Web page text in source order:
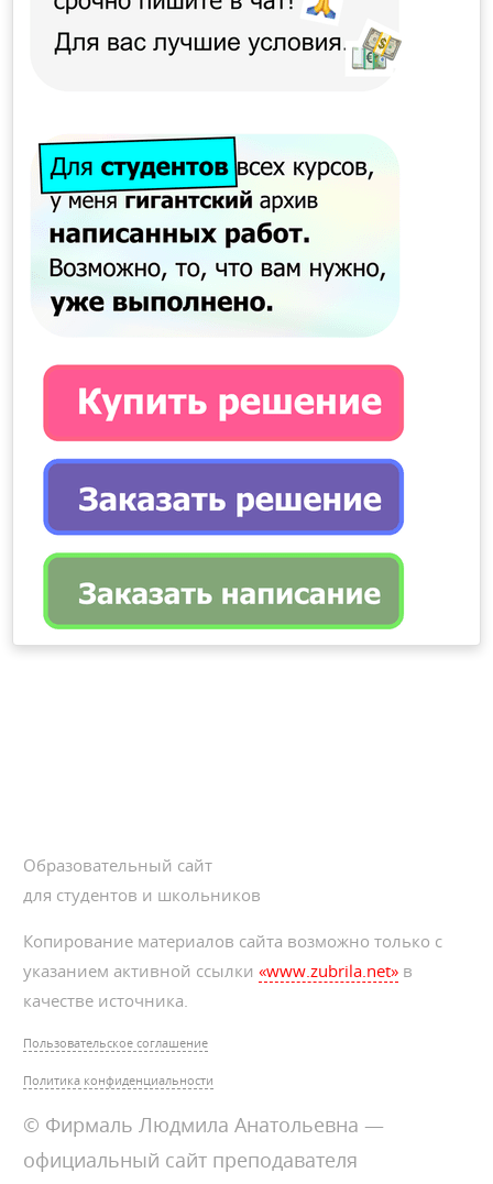
Образовательный сайт
для студентов и школьников
Копирование материалов сайта возможно только с
указанием активной ссылки«www.zubrila.net» в
качестве источника.
Пользовательское соглашение
Политика конфиденциальности
© Фирмаль Людмила Анатольевна —
официальный сайт преподавателя